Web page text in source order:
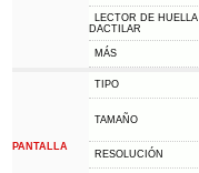
LECTOR DE HUELLA
DACTILAR
MÁS
PANTALLA
TIPO
TAMAÑO
RESOLUCIÓN